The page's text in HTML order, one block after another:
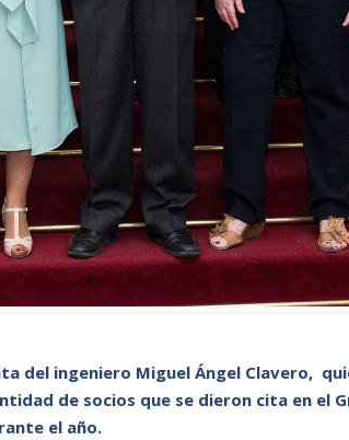
del ingeniero Miguel Ángel Clavero,
de socios que se dieron cita en el
el año.